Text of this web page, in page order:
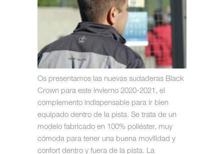
Os presentamos las nuevas sudaderas Black
Crown para este invierno 2020-2021, el
complemento indispensable para ir bien
equipado dentro de la pista. Se trata de un
modelo fabricado en 100% poliéster, muy
cómoda para tener una buena movilidad y
confort dentro y fuera de la pista. La